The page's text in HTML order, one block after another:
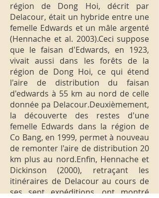
région de Dong Hoi, décrit par
Delacour, était un hybride entre une
femelle Edwards et un mâle argenté
(Hennache et al. 2003).Ceci suppose
que le faisan d'Edwards, en 1923,
vivait aussi dans les forêts de la
région de Dong Hoi, ce qui étend
l'aire de distribution du faisan
d'edwards à 55 km au nord de celle
donnée pa Delacour.Deuxièmement,
la découverte des restes d'une
femelle Edwards dans la région de
Co Bang, en 1999, permet à nouveau
de remonter l'aire de distribution 20
km plus au nord.Enfin, Hennache et
Dickinson (2000), retraçant les
itinéraires de Delacour au cours de
ses sept expéditions, ont montré